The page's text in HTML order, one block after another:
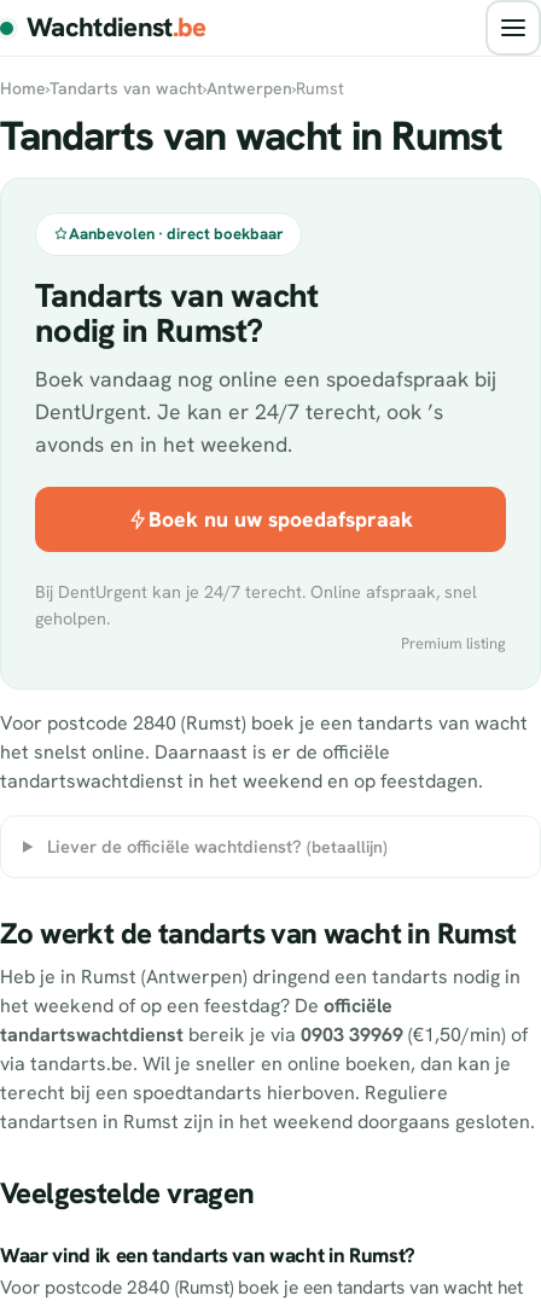
Wachtdienst.be
Home›Tandarts van wacht›Antwerpen›Rumst
Tandarts van wacht in Rumst
Aanbevolen · direct boekbaar
Tandarts van wacht
nodig in Rumst?
Boek vandaag nog online een spoedafspraak bij
DentUrgent. Je kan er 24/7 terecht, ook ’s
avonds en in het weekend.
Boek nu uw spoedafspraak
Bij DentUrgent kan je 24/7 terecht. Online afspraak, snel
geholpen.
Premium listing
Voor postcode 2840 (Rumst) boek je een tandarts van wacht
het snelst online. Daarnaast is er de officiële
tandartswachtdienst in het weekend en op feestdagen.
Liever de officiële wachtdienst? (betaallijn)
Zo werkt de tandarts van wacht in Rumst
Heb je in Rumst (Antwerpen) dringend een tandarts nodig in
het weekend of op een feestdag? De officiële
tandartswachtdienst bereik je via 0903 39969(€1,50/min) of
via tandarts.be. Wil je sneller en online boeken, dan kan je
terecht bij een spoedtandarts hierboven. Reguliere
tandartsen in Rumst zijn in het weekend doorgaans gesloten.
Veelgestelde vragen
Waar vind ik een tandarts van wacht in Rumst?
Voor postcode 2840 (Rumst) boek je een tandarts van wacht het